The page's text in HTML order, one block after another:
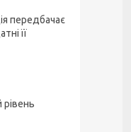
передбачає
її
рівень